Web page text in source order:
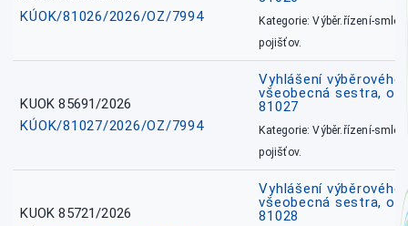
KÚOK/81026/2026/OZ/7994
Kategorie: Výběr.řízení-
pojišťov.
KUOK 85691/2026
KÚOK/81027/2026/OZ/7994
Vyhlášení
všeobecná sestra,
81027
Kategorie: Výběr.řízení-
pojišťov.
KUOK 85721/2026
Vyhlášení
všeobecná sestra,
81028